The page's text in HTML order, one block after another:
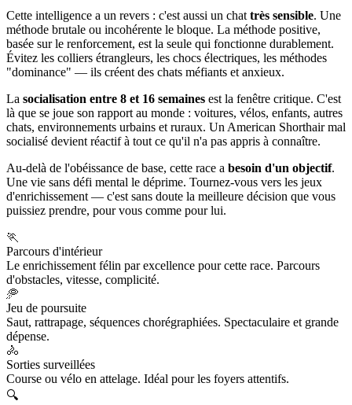
Cette intelligence a un revers : c'est aussi un chat très sensible. Une
méthode brutale ou incohérente le bloque. La méthode positive,
basée sur le renforcement, est la seule qui fonctionne durablement.
Évitez les colliers étrangleurs, les chocs électriques, les méthodes
"dominance" — ils créent des chats méfiants et anxieux.
La socialisation entre 8 et 16 semaines est la fenêtre critique. C'est
là que se joue son rapport au monde : voitures, vélos, enfants, autres
chats, environnements urbains et ruraux. Un American Shorthair mal
socialisé devient réactif à tout ce qu'il n'a pas appris à connaître.
Au-delà de l'obéissance de base, cette race a besoin d'un objectif.
Une vie sans défi mental le déprime. Tournez-vous vers les jeux
d'enrichissement — c'est sans doute la meilleure décision que vous
puissiez prendre, pour vous comme pour lui.
🏃
Parcours d'intérieur
Le enrichissement félin par excellence pour cette race. Parcours
d'obstacles, vitesse, complicité.
🥏
Jeu de poursuite
Saut, rattrapage, séquences chorégraphiées. Spectaculaire et grande
dépense.
🚴
Sorties surveillées
Course ou vélo en attelage. Idéal pour les foyers attentifs.
🔍